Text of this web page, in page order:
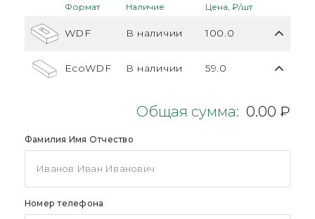
Формат Наличие Цена, ₽/шт
WDF В наличии 100.0
EcoWDF В наличии 59.0
Общая сумма: 0.00 ₽
Фамилия Имя Отчество
Номер телефона